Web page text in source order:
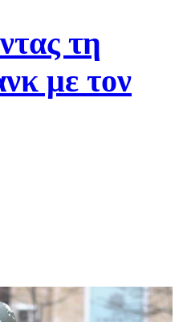
τη
με τον